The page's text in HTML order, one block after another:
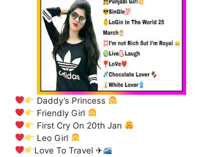
Daddy’s Princess
Friendly Girl
First Cry On 20th Jan
Leo Girl
Love To Travel ✈